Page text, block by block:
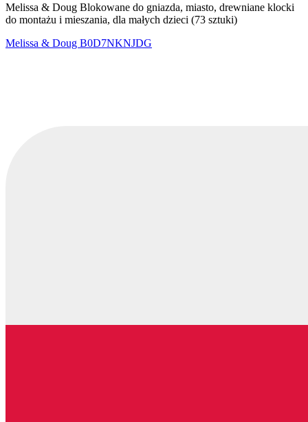
Melissa & Doug Blokowane do gniazda, miasto, drewniane klocki
do montażu i mieszania, dla małych dzieci (73 sztuki)
Melissa & Doug B0D7NKNJDG